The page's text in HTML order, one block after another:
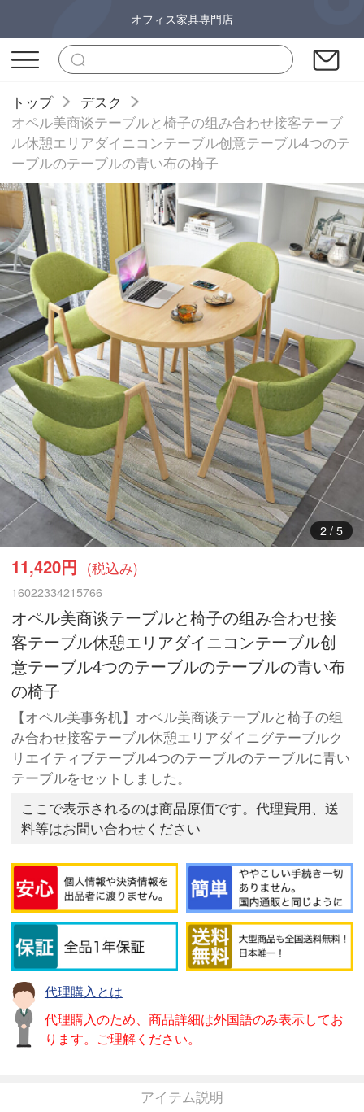
オフィス家具専門店
トップ
デスク
オペル美商谈テーブルと椅子の组み合わせ接客テーブ
ル休憩エリアダイニコンテーブル创意テーブル4つのテ
ーブルのテーブルの青い布の椅子
3/ 5
11,420円 (税込み)
16022334215766
オペル美商谈テーブルと椅子の组み合わせ接
客テーブル休憩エリアダイニコンテーブル创
意テーブル4つのテーブルのテーブルの青い布
の椅子
【オペル美事务机】オペル美商谈テーブルと椅子の组
み合わせ接客テーブル休憩エリアダイニグテーブルク
リエイティブテーブル4つのテーブルのテーブルに青い
テーブルをセットしました。
ここで表示されるのは商品原価です。代理費用、送
料等はお問い合わせください
代理購入とは
代理購入のため、商品詳細は外国語のみ表示してお
ります。ご理解ください。
アイテム説明